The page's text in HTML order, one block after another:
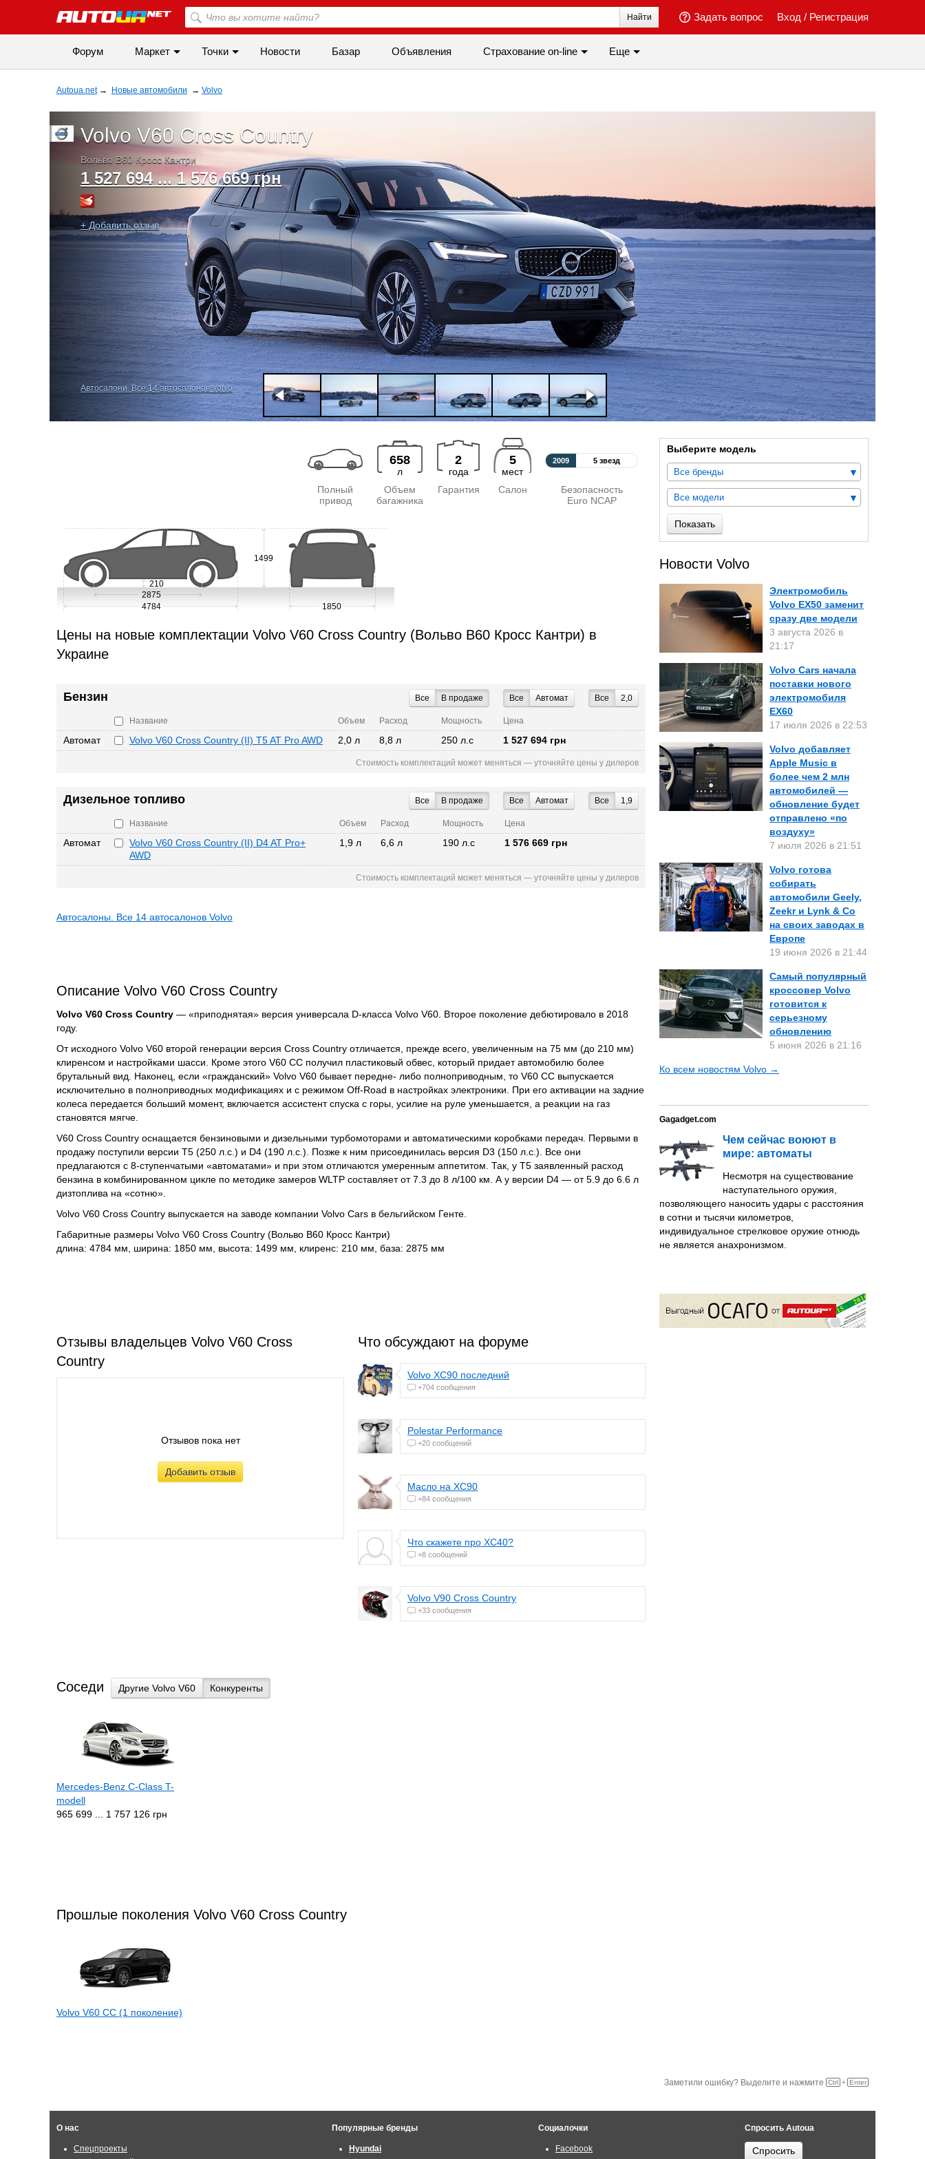
Вход / Регистрация
Задать вопрос
Найти
Форум Маркет Точки Новости Базар Объявления Cтрахование on-line Еще
Autoua.net → Новые автомобили → Volvo
Volvo V60 Cross Country
Вольво В60 Кросс Кантри
1 527 694 ... 1 576 669 грн
+ Добавить отзыв
Автосалони. Все 14 автосалонов Volvo
Полный
привод
658
л
Объем
багажника
2
года
Гарантия
5
мест
Салон
2009 5 звезд
Безопасность
Euro NCAP
4784
2875
210
1499
1850
Цены на новые комплектации Volvo V60 Cross Country (Вольво В60 Кросс Кантри) в
Украине
Бензин Все 2,0
Все Автомат
Все В продаже
Название Объем Расход Мощность Цена
Автомат Volvo V60 Cross Country (II) T5 AT Pro AWD 2,0 л 8,8 л 250 л.с 1 527 694 грн
Стоимость комплектаций может меняться — уточняйте цены у дилеров
Дизельное топливо Все 1,9
Все Автомат
Все В продаже
Название Объем Расход Мощность Цена
Автомат
Volvo V60 Cross Country (II) D4 AT Pro+
AWD
1,9 л 6,6 л 190 л.с 1 576 669 грн
Стоимость комплектаций может меняться — уточняйте цены у дилеров
Автосалоны. Все 14 автосалонов Volvo
Описание Volvo V60 Cross Country
Volvo V60 Cross Country — «приподнятая» версия универсала D-класса Volvo V60. Второе поколение дебютировало в 2018
году.
От исходного Volvo V60 второй генерации версия Cross Country отличается, прежде всего, увеличенным на 75 мм (до 210 мм)
клиренсом и настройками шасси. Кроме этого V60 CC получил пластиковый обвес, который придает автомобилю более
брутальный вид. Наконец, если «гражданский» Volvo V60 бывает передне- либо полноприводным, то V60 CC выпускается
исключительно в полноприводных модификациях и с режимом Off-Road в настройках электроники. При его активации на задние
колеса передается больший момент, включается ассистент спуска с горы, усилие на руле уменьшается, а реакции на газ
становятся мягче.
V60 Cross Country оснащается бензиновыми и дизельными турбомоторами и автоматическими коробками передач. Первыми в
продажу поступили версии T5 (250 л.с.) и D4 (190 л.с.). Позже к ним присоединилась версия D3 (150 л.с.). Все они
предлагаются с 8-ступенчатыми «автоматами» и при этом отличаются умеренным аппетитом. Так, у T5 заявленный расход
бензина в комбинированном цикле по методике замеров WLTP составляет от 7.3 до 8 л/100 км. А у версии D4 — от 5.9 до 6.6 л
дизтоплива на «сотню».
Volvo V60 Cross Country выпускается на заводе компании Volvo Cars в бельгийском Генте.
Габаритные размеры Volvo V60 Cross Country (Вольво В60 Кросс Кантри)
длина: 4784 мм, ширина: 1850 мм, высота: 1499 мм, клиренс: 210 мм, база: 2875 мм
Отзывы владельцев Volvo V60 Cross
Country
Отзывов пока нет
Добавить отзыв
Что обсуждают на форуме
Volvo XC90 последний
+704 сообщения
Polestar Performance
+20 сообщений
Масло на XC90
+84 сообщения
Что скажете про ХС40?
+8 сообщений
Volvo V90 Cross Country
+33 сообщения
Соседи Другие Volvo V60 Конкуренты
Mercedes-Benz C-Class T-
modell
965 699 ... 1 757 126 грн
Прошлые поколения Volvo V60 Cross Country
Volvo V60 CC (1 поколение)
Выберите модель
Все бренды
Все модели
Показать
Новости Volvo
Электромобиль
Volvo EX50 заменит
сразу две модели
3 августа 2026 в
21:17
Volvo Cars начала
поставки нового
электромобиля
EX60
17 июля 2026 в 22:53
Volvo добавляет
Apple Music в
более чем 2 млн
автомобилей —
обновление будет
отправлено «по
воздуху»
7 июля 2026 в 21:51
Volvo готова
собирать
автомобили Geely,
Zeekr и Lynk & Co
на своих заводах в
Европе
19 июня 2026 в 21:44
Самый популярный
кроссовер Volvo
готовится к
серьезному
обновлению
5 июня 2026 в 21:16
Ко всем новостям Volvo →
Gagadget.com
Чем сейчас воюют в
мире: автоматы
Несмотря на существование
наступательного оружия,
позволяющего наносить удары с расстояния
в сотни и тысячи километров,
индивидуальное стрелковое оружие отнюдь
не является анахронизмом.
Заметили ошибку? Выделите и нажмите Ctrl + Enter
О нас
Спецпроекты
Популярные бренды
Hyundai
Социалочки
Facebook
Спросить Autoua
Спросить